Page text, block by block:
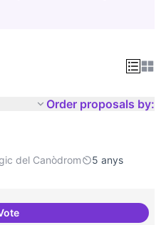
Order proposals by:
del Canòdrom
5 anys
Un espai d'utopies